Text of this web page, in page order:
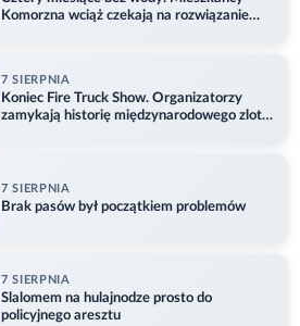
Komorzna wciąż czekają na rozwiązanie
7 SIERPNIA
Koniec Fire Truck Show. Organizatorzy
zamykają historię międzynarodowego zlotu
7 SIERPNIA
Brak pasów był początkiem problemów
7 SIERPNIA
Slalomem na hulajnodze prosto do
policyjnego aresztu